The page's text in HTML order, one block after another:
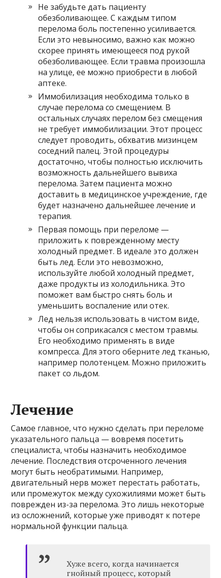
Не забудьте дать пациенту
обезболивающее. С каждым типом
перелома боль постепенно усиливается.
Если это невыносимо, важно как можно
скорее принять имеющееся под рукой
обезболивающее. Если травма произошла
на улице, ее можно приобрести в любой
аптеке.
Иммобилизация необходима только в
случае перелома со смещением. В
остальных случаях перелом без смещения
не требует иммобилизации. Этот процесс
следует проводить, обхватив мизинцем
соседний палец. Этой процедуры
достаточно, чтобы полностью исключить
возможность дальнейшего вывиха
перелома. Затем пациента можно
доставить в медицинское учреждение, где
будет назначено дальнейшее лечение и
терапия.
Первая помощь при переломе —
приложить к поврежденному месту
холодный предмет. В идеале это должен
быть лед. Если это невозможно,
используйте любой холодный предмет,
даже продукты из холодильника. Это
поможет вам быстро снять боль и
уменьшить воспаление или отек.
Лед нельзя использовать в чистом виде,
чтобы он соприкасался с местом травмы.
Его необходимо применять в виде
компресса. Для этого оберните лед тканью,
например полотенцем. Можно приложить
пакет со льдом.
Лечение
Самое главное, что нужно сделать при переломе
указательного пальца — вовремя посетить
специалиста, чтобы назначить необходимое
лечение. Последствия отсроченного лечения
могут быть необратимыми. Например,
двигательный нерв может перестать работать,
или промежуток между сухожилиями может быть
поврежден из-за перелома. Это лишь некоторые
из осложнений, которые уже приводят к потере
нормальной функции пальца.
Хуже всего, когда начинается
гнойный процесс, который